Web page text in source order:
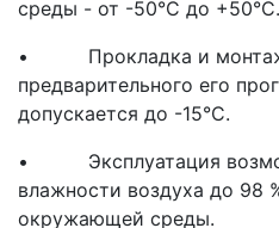
среды - от -50°С до +50°С.
• Прокладка и монтаж
предварительного его
допускается до -15°С.
• Эксплуатация
влажности воздуха до 98
окружающей среды.